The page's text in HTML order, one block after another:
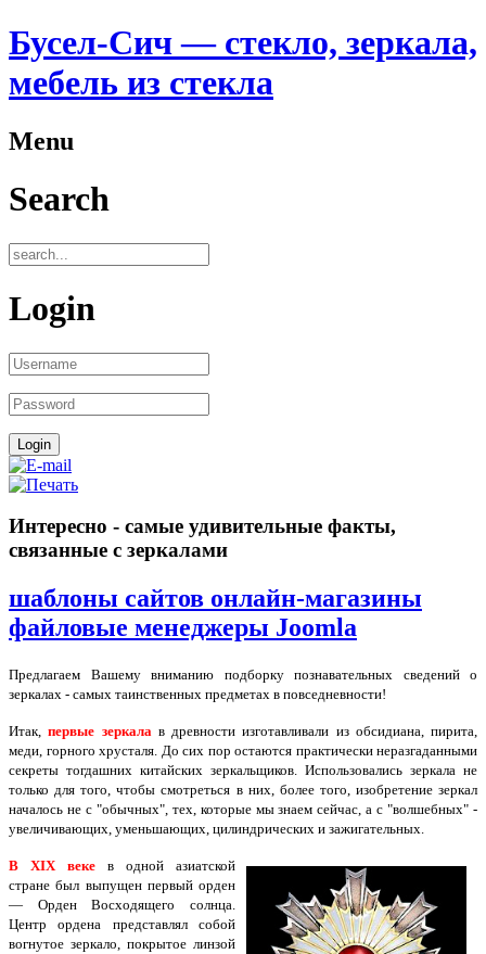
Бусел-Сич — стекло, зеркала,
мебель из стекла
Menu
Search
Login
Интересно - самые удивительные факты,
связанные с зеркалами
шаблоны сайтов онлайн-магазины
файловые менеджеры Joomla
Предлагаем Вашему вниманию подборку познавательных сведений о
зеркалах - самых таинственных предметах в повседневности!
Итак,первые зеркала в древности изготавливали из обсидиана, пирита,
меди, горного хрусталя. До сих пор остаются практически неразгаданными
секреты тогдашних китайских зеркальщиков. Использовались зеркала не
только для того, чтобы смотреться в них, более того, изобретение зеркал
началось не с "обычных", тех, которые мы знаем сейчас, а с "волшебных" -
увеличивающих, уменьшающих, цилиндрических и зажигательных.
В XIX веке
в одной азиатской
стране был выпущен первый орден
— Орден Восходящего солнца.
Центр ордена представлял собой
вогнутое зеркало, покрытое линзой